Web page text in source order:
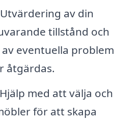
Utvärdering av din
tillstånd och
eventuella problem
åtgärdas.
Hjälp med att välja och
för att skapa